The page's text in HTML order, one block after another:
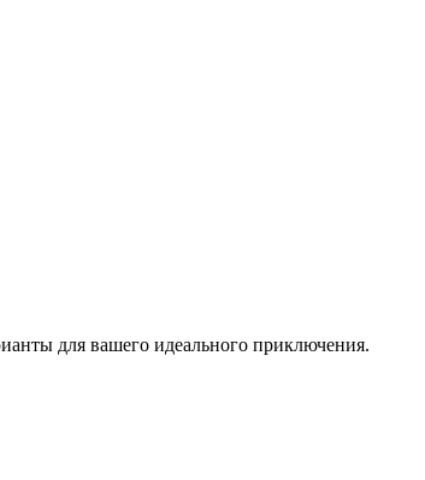
для вашего идеального приключения.